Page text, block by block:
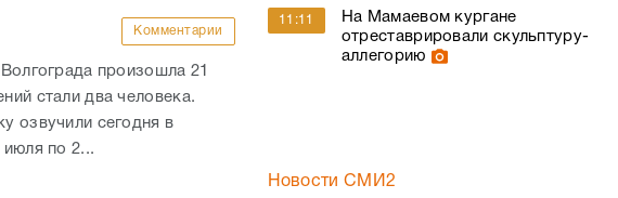
Комментарии
произошла 21
стали два человека.
озвучили сегодня в
по 2...
11:11
На Мамаевом кургане
отреставрировали скульптуру-
аллегорию
Новости СМИ2